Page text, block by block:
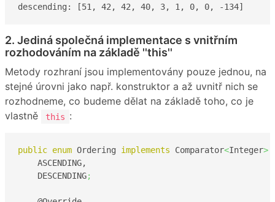
descending: [51, 42, 42, 40, 3, 1, 0, 0, -134]
2. Jediná společná implementace s vnitřním
rozhodováním na základě ''this''
Metody rozhraní jsou implementovány pouze jednou, na
stejné úrovni jako např. konstruktor a až uvnitř nich se
rozhodneme, co budeme dělat na základě toho, co je
vlastně
this :
public enum Ordering implements Comparator<Integer>
    ASCENDING,
    DESCENDING
;